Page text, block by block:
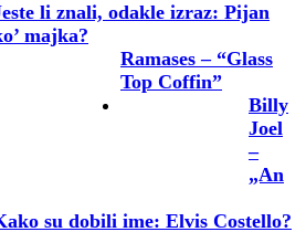
li znali, odakle izraz: Pijan
majka?
Ramases – “Glass
Top Coffin”
Billy
Joel
–
„An
su dobili ime: Elvis Costello?